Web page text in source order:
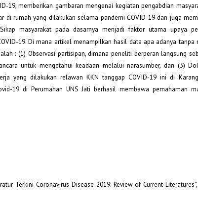
19, memberikan gambaran mengenai kegiatan pengabdian
di rumah yang dilakukan selama pandemi COVID-19 dan juga
masyarakat pada dasarnya menjadi faktor utama upaya
19. Di mana artikel menampilkan hasil data apa adanya tanpa
: (1) Observasi partisipan, dimana peneliti berperan langsung
untuk mengetahui keadaan melalui narasumber, dan (3)
yang dilakukan relawan KKN tanggap COVID-19 ini di
19 di Perumahan UNS Jati berhasil membawa pemahaman
Terkini Coronavirus Disease 2019: Review of Current